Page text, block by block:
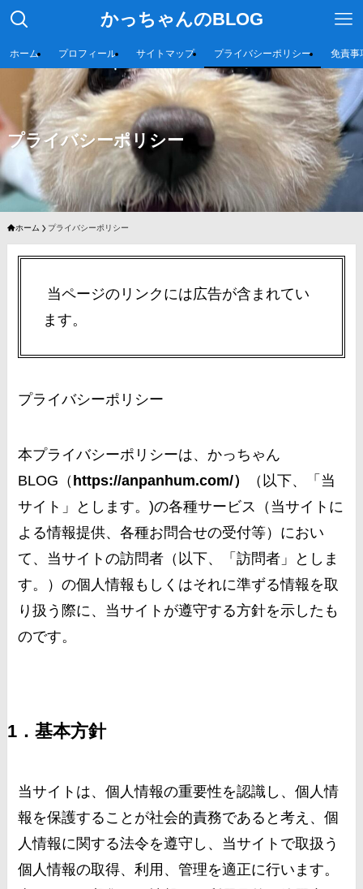
かっちゃんのBLOG
ホーム プロフィール サイトマップ プライバシーポリシー 免責事
プライバシーポリシー
ホーム プライバシーポリシー
当ページのリンクには広告が含まれてい
ます。
プライバシーポリシー
本プライバシーポリシーは、かっちゃん
BLOG（ https://anpanhum.com/）
（以下、「当
サイト」とします。)の各種サービス（当サイトに
よる情報提供、各種お問合せの受付等）におい
て、当サイトの訪問者（以下、「訪問者」としま
す。）の個人情報もしくはそれに準ずる情報を取
り扱う際に、当サイトが遵守する方針を示したも
のです。
1．基本方針
当サイトは、個人情報の重要性を認識し、個人情
報を保護することが社会的責務であると考え、個
人情報に関する法令を遵守し、当サイトで取扱う
個人情報の取得、利用、管理を適正に行います。